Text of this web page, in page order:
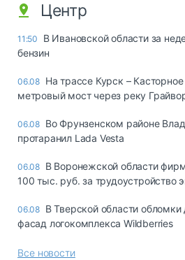
Центр
11:50
В Ивановской области за
бензин
06.08 На трассе Курск –
метровый мост через реку
06.08 Во Фрунзенском районе
протаранил Lada Vesta
06.08 В Воронежской области
100 тыс. руб. за трудоустройство
06.08 В Тверской области
фасад логокомплекса Wildberries
Все новости